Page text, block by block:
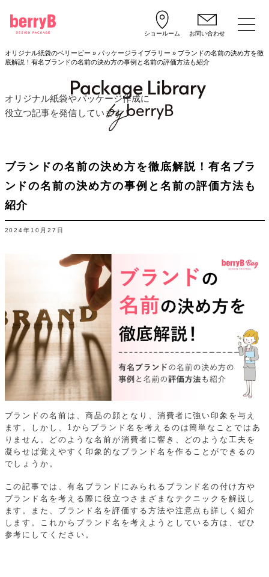
ショールーム お問い合わせ
オリジナル紙袋のベリービー » パッケージライブラリー » ブランドの名前の決め方を徹
底解説！有名ブランドの名前の決め方の事例と名前の評価方法も紹介
オリジナル紙袋やパッケージ作成に
役立つ記事を発信しています！
ブランドの名前の決め方を徹底解説！有名ブラ
ンドの名前の決め方の事例と名前の評価方法も
紹介
2024年10月27日
ブランドの名前は、商品の顔となり、消費者に強い印象を与え
ます。しかし、1からブランド名を考えるのは簡単なことではあ
りません。どのような名前が消費者に響き、どのような工夫を
凝らせば覚えやすく印象的なブランド名を作ることができるの
でしょうか。
この記事では、有名ブランドにみられるブランド名の付け方や
ブランド名を考える際に役立つさまざまなテクニックを解説し
ます。また、ブランド名を評価する方法や注意点も詳しく紹介
します。これからブランド名を考えようとしている方は、ぜひ
参考にしてください。